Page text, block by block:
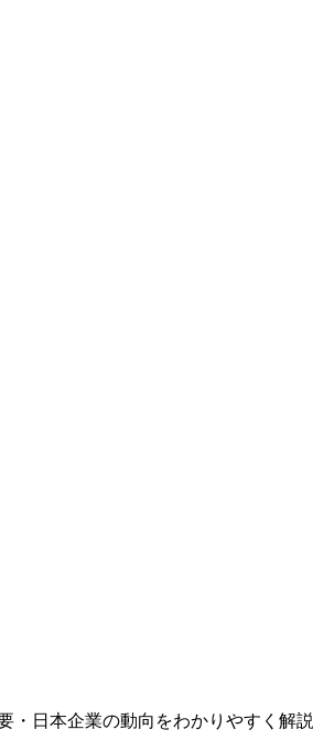
・日本企業の動向をわかりやすく解説